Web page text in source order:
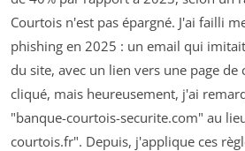
Courtois n'est pas épargné. J'ai failli
phishing en 2025 : un email qui
du site, avec un lien vers une page de
cliqué, mais heureusement, j'ai
"banque-courtois-securite.com" au
courtois.fr". Depuis, j'applique ces